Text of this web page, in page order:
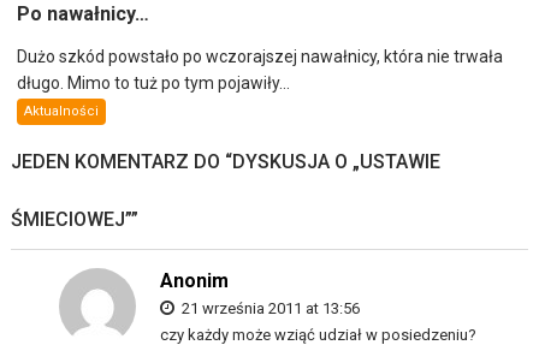
Po nawałnicy…
Dużo szkód powstało po wczorajszej nawałnicy, która nie trwała
długo. Mimo to tuż po tym pojawiły...
Aktualności
JEDEN KOMENTARZ DO “DYSKUSJA O „USTAWIE
ŚMIECIOWEJ””
Anonim
21 września 2011 at 13:56
czy każdy może wziąć udział w posiedzeniu?